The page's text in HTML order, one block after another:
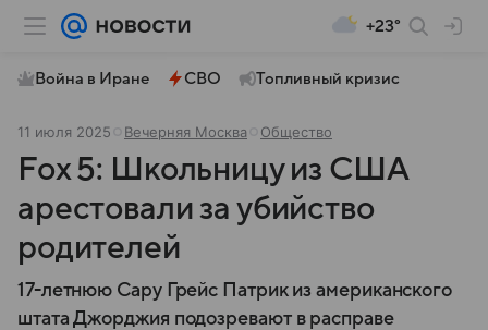
+23°
Война в Иране СВО Топливный кризис
11 июля 2025 Вечерняя Москва Общество
Fox 5: Школьницу из США
арестовали за убийство
родителей
17-летнюю Сару Грейс Патрик из американского
штата Джорджия подозревают в расправе